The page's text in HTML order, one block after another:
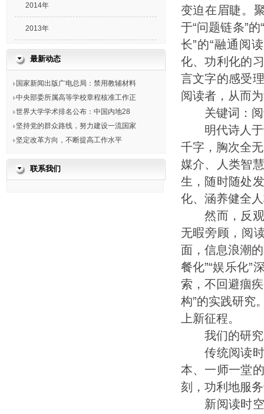
2014年
2013年
最新动态
国家新闻出版广电总局：禁用教辅材料
中央部委所属高等学校章程核准工作正
世界大学学术排名公布：中国内地28
坚持党的群众路线，努力建设一流国家
坚定改革方向，不断提高工作水平
联系我们
变迫在眉睫。
于“问题链条”
长”的“融通阅
化、功利化的
言文字的感受
阅读者，从而
关键词：阅
明代诗人于
千字，胸次全
媒介、人类智
生，随时随处
化、涵养健全
然而，反观
无暇旁顾，阅
面，信息浪潮
餐化”“娱乐化”
索，不回避痼
构”的实践研究
上新征程。
我们的研究
传统阅读时
本、一师一堂
刻，功利地服
新阅读时空